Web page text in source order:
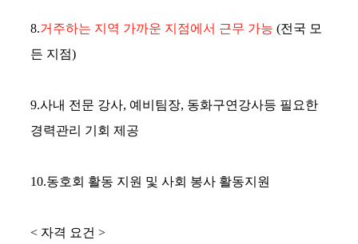
8.거주하는 지역 가까운 지점에서 근무 가능 (전국 모
든 지점)
9.사내 전문 강사, 예비팀장, 동화구연강사등 필요한
경력관리 기회 제공
10.동호회 활동 지원 및 사회 봉사 활동지원
< 자격 요건 >